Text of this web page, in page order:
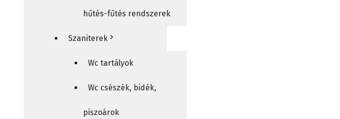
hűtés-fűtés rendszerek
Szaniterek
Wc tartályok
Wc csészék, bidék,
piszoárok